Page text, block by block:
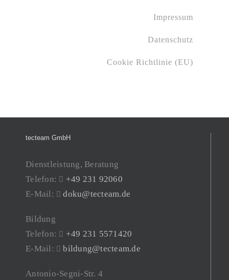
Impressum
Datenschutz
Cookie Richtlinie (EU)
tecteam GmbH
Dienstleistung, Beratung
Telefon:
+49 231 92060
E-Mail:
doku@tecteam.de
Bildung
Telefon:
+49 231 5571420
E-Mail:
bildung@tecteam.de
Antonio-Segni-Str. 4